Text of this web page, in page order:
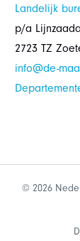
Landelijk
p/a
2723 TZ
info@de-
© 2026